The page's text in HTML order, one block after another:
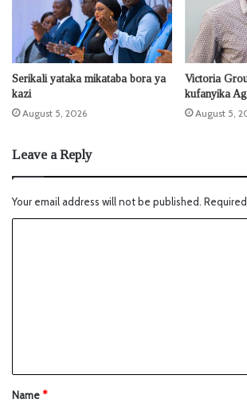
Serikali yataka mikataba bora ya
kazi
August 5, 2026
Victoria
kufanyika
August 5,
Leave a Reply
Your email address will not be published.
Name*